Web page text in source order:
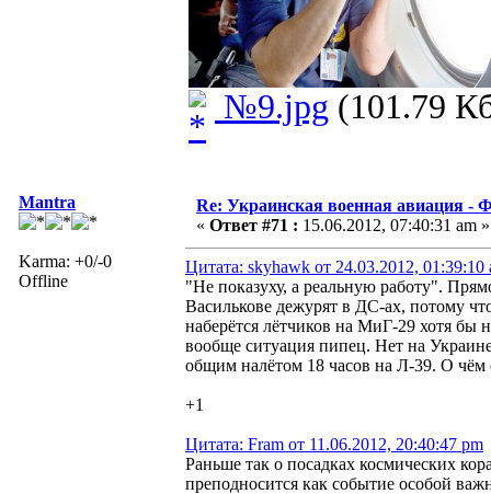
№9.jpg (101.79
Mantra
Karma: +0/-0
Offline
Re: Украинская военная авиация -
« Ответ #71 : 15.06.2012, 07:40:31 am »
Цитата: skyhawk от 24.03.2012, 01:39:10
"Не показуху, а реальную работу".
Василькове дежурят в ДС-ах, потому
наберётся лётчиков на МиГ-29 хотя
вообще ситуация пипец. Нет на
общим налётом 18 часов на Л-39. О
+1
Цитата: Fram от 11.06.2012, 20:40:47 pm
Раньше так о посадках космических
преподносится как событие особой